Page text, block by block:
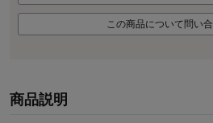
この商品について問い
商品説明